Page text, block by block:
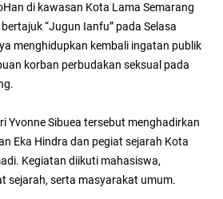
di kawasan Kota Lama Semarang
“Jugun Ianfu” pada Selasa
menghidupkan kembali ingatan publik
korban perbudakan seksual pada
Yvonne Sibuea tersebut menghadirkan
Eka Hindra dan pegiat sejarah Kota
Kegiatan diikuti mahasiswa,
sejarah, serta masyarakat umum.